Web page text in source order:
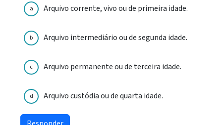
a Arquivo corrente, vivo ou de primeira idade.
b Arquivo intermediário ou de segunda idade.
c Arquivo permanente ou de terceira idade.
d Arquivo custódia ou de quarta idade.